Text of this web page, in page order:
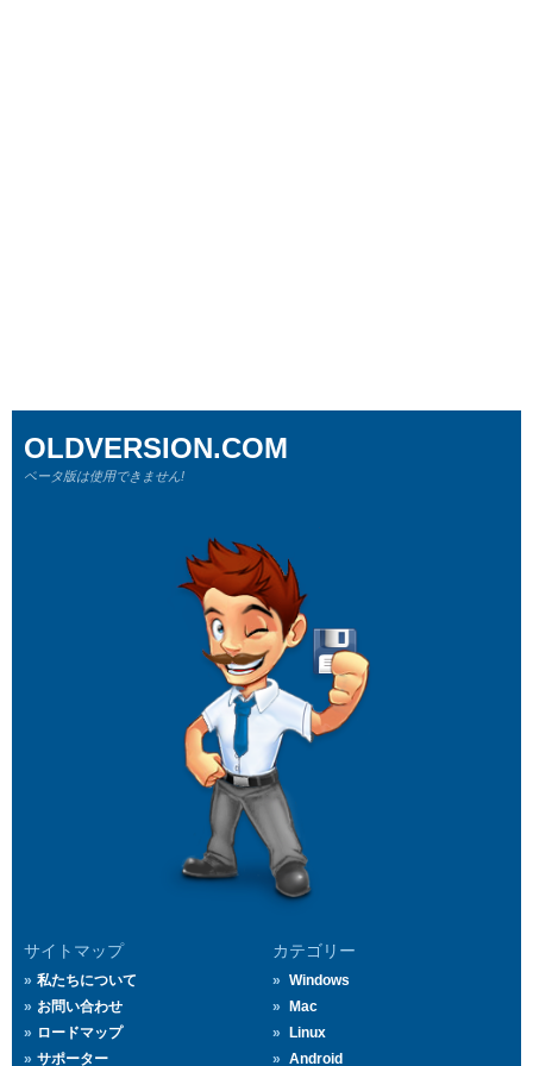
サイトマップ
私たちについて
お問い合わせ
ロードマップ
サポーター
カテゴリー
Windows
Mac
Linux
Android
OLDVERSION.COM
ベータ版は使用できません!